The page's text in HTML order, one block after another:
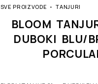
SVE PROIZVODE TANJURI
BLOOM
DUBOKI BLU/